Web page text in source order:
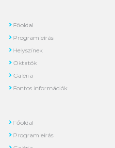
Főoldal
Programleírás
Helyszínek
Oktatók
Galéria
Fontos információk
Főoldal
Programleírás